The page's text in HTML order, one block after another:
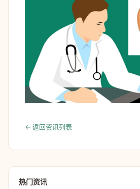
← 返回资讯列表
热门资讯